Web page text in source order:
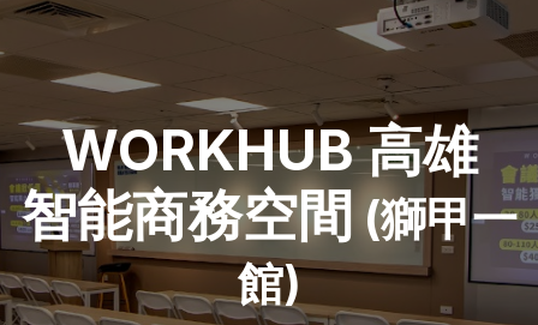
WORKHUB 高雄
智能商務空間 (獅甲一
館)